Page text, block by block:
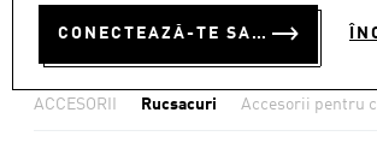
CONECTEAZĂ-TE SAU ÎNSCRIE-TE ACUM
Filtrează
ACCESORII Rucsacuri Accesorii pentru